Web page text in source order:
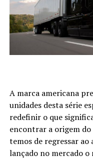
A marca americana
unidades desta série
redefinir o que
encontrar a origem
temos de regressar ao
lançado no mercado